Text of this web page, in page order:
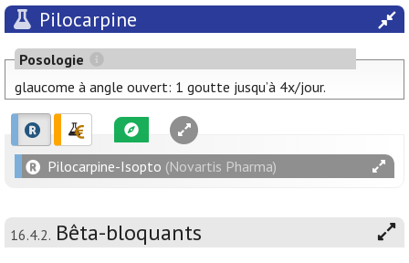
Pilocarpine
Posologie
glaucome à angle ouvert: 1 goutte jusqu’à 4x/jour.
Pilocarpine-Isopto (Novartis Pharma)
16.4.2. Bêta-bloquants